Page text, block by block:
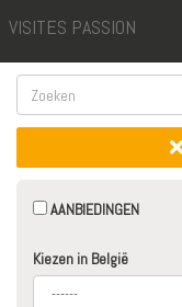
VISITES PASSION
AANBIEDINGEN
Kiezen in België